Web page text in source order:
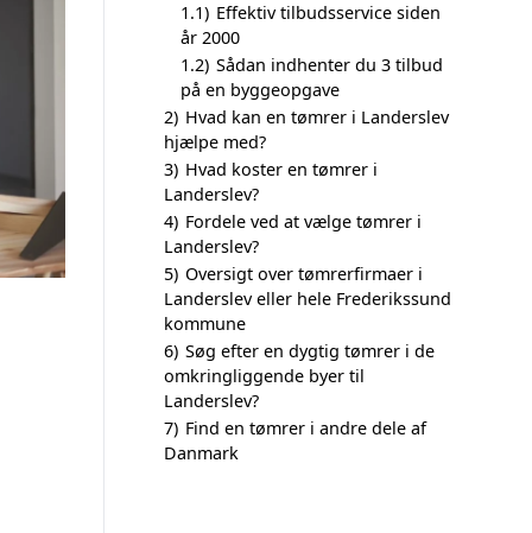
1.1) Effektiv tilbudsservice siden
år 2000
1.2) Sådan indhenter du 3 tilbud
på en byggeopgave
2) Hvad kan en tømrer i Landerslev
hjælpe med?
3) Hvad koster en tømrer i
Landerslev?
4) Fordele ved at vælge tømrer i
Landerslev?
5) Oversigt over tømrerfirmaer i
Landerslev eller hele Frederikssund
kommune
6) Søg efter en dygtig tømrer i de
omkringliggende byer til
Landerslev?
7) Find en tømrer i andre dele af
Danmark